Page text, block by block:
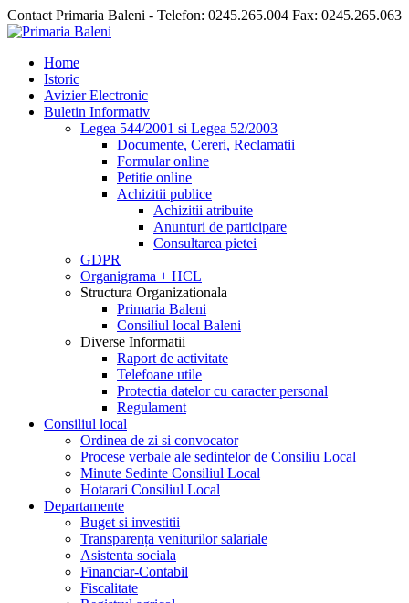
Contact Primaria Baleni - Telefon: 0245.265.004 Fax: 0245.265.063
Home
Istoric
Avizier Electronic
Buletin Informativ
Legea 544/2001 si Legea 52/2003
Documente, Cereri, Reclamatii
Formular online
Petitie online
Achizitii publice
Achizitii atribuite
Anunturi de participare
Consultarea pietei
GDPR
Organigrama + HCL
Structura Organizationala
Primaria Baleni
Consiliul local Baleni
Diverse Informatii
Raport de activitate
Telefoane utile
Protectia datelor cu caracter personal
Regulament
Consiliul local
Ordinea de zi si convocator
Procese verbale ale sedintelor de Consiliu Local
Minute Sedinte Consiliul Local
Hotarari Consiliul Local
Departamente
Buget si investitii
Transparența veniturilor salariale
Asistenta sociala
Financiar-Contabil
Fiscalitate